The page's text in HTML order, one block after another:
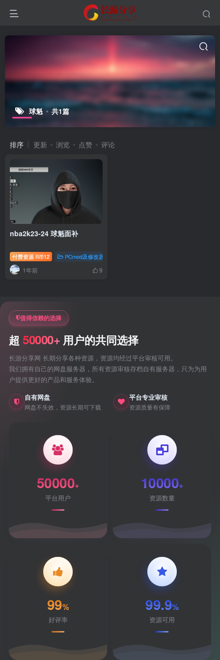
球魁 共1篇
排序 更新 浏览 点赞 评论
nba2k23-24 球魁面补
付费资源 R币12 PCmod及修改器
1年前 9
值得信赖的选择
超50000+ 用户的共同选择
长游分享网 长期分享各种资源，资源均经过平台审核可用。
我们拥有自己的网盘服务器，所有资源审核存档自有服务器，只为为用
户提供更好的产品和服务体验。
自有网盘
网盘不失效，资源长期可下载
平台专业审核
资源质量有保障
50000+
平台用户
10000+
资源数量
99%
好评率
99.9%
资源可用